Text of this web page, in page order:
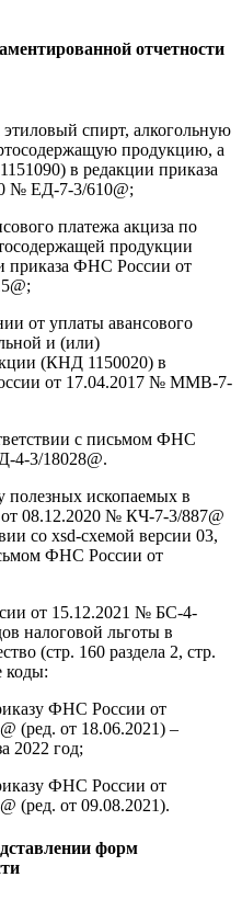
отчетности
спирт, алкогольную
продукцию, а
в редакции приказа
№ ЕД-7-3/610@;
платежа акциза по
продукции
приказа ФНС России от
от уплаты авансового
и (или)
(КНД 1150020) в
от 17.04.2017 № ММВ-7-
с письмом ФНС
4-3/18028@.
полезных ископаемых в
08.12.2020 № КЧ-7-3/887@
со xsd-схемой версии 03,
ФНС России от
от 15.12.2021 № БС-4-
налоговой льготы в
(стр. 160 раздела 2, стр.
коды:
ФНС России от
(ред. от 18.06.2021) –
2022 год;
ФНС России от
(ред. от 09.08.2021).
форм